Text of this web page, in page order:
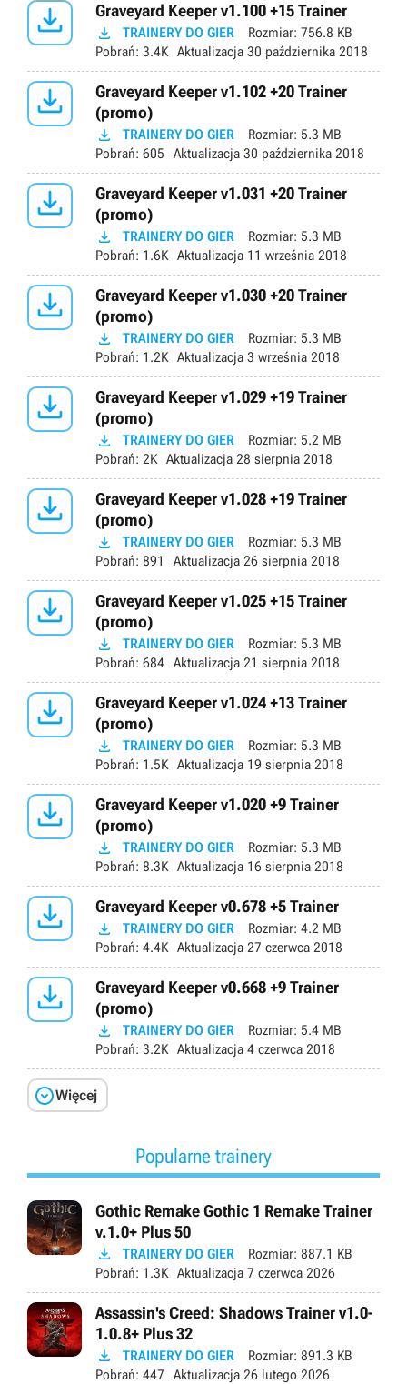
 Graveyard Keeper v1.100 +15 Trainer
 TRAINERY DO GIER Rozmiar: 756.8 KB
Pobrań: 3.4K Aktualizacja 30 października 2018

Graveyard Keeper v1.102 +20 Trainer
(promo)
 TRAINERY DO GIER Rozmiar: 5.3 MB
Pobrań: 605 Aktualizacja 30 października 2018

Graveyard Keeper v1.031 +20 Trainer
(promo)
 TRAINERY DO GIER Rozmiar: 5.3 MB
Pobrań: 1.6K Aktualizacja 11 września 2018

Graveyard Keeper v1.030 +20 Trainer
(promo)
 TRAINERY DO GIER Rozmiar: 5.3 MB
Pobrań: 1.2K Aktualizacja 3 września 2018

Graveyard Keeper v1.029 +19 Trainer
(promo)
 TRAINERY DO GIER Rozmiar: 5.2 MB
Pobrań: 2K Aktualizacja 28 sierpnia 2018

Graveyard Keeper v1.028 +19 Trainer
(promo)
 TRAINERY DO GIER Rozmiar: 5.3 MB
Pobrań: 891 Aktualizacja 26 sierpnia 2018

Graveyard Keeper v1.025 +15 Trainer
(promo)
 TRAINERY DO GIER Rozmiar: 5.3 MB
Pobrań: 684 Aktualizacja 21 sierpnia 2018

Graveyard Keeper v1.024 +13 Trainer
(promo)
 TRAINERY DO GIER Rozmiar: 5.3 MB
Pobrań: 1.5K Aktualizacja 19 sierpnia 2018

Graveyard Keeper v1.020 +9 Trainer
(promo)
 TRAINERY DO GIER Rozmiar: 5.3 MB
Pobrań: 8.3K Aktualizacja 16 sierpnia 2018
 Graveyard Keeper v0.678 +5 Trainer
 TRAINERY DO GIER Rozmiar: 4.2 MB
Pobrań: 4.4K Aktualizacja 27 czerwca 2018

Graveyard Keeper v0.668 +9 Trainer
(promo)
 TRAINERY DO GIER Rozmiar: 5.4 MB
Pobrań: 3.2K Aktualizacja 4 czerwca 2018
Więcej
Popularne trainery
Gothic Remake Gothic 1 Remake Trainer
v.1.0+ Plus 50
 TRAINERY DO GIER Rozmiar: 887.1 KB
Pobrań: 1.3K Aktualizacja 7 czerwca 2026
Assassin's Creed: Shadows Trainer v1.0-
1.0.8+ Plus 32
 TRAINERY DO GIER Rozmiar: 891.3 KB
Pobrań: 447 Aktualizacja 26 lutego 2026